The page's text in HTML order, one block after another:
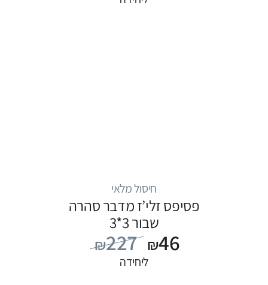
חיסול מלאי
פסיפס זלי’ז מדבר סהרה
שבור 3*3
₪227 ₪46
ליחידה